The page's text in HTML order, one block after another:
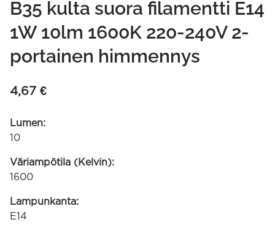
B35 kulta suora filamentti E14
1W 10lm 1600K 220-240V 2-
portainen himmennys
4,67 €
Lumen:
10
Väriampötila (Kelvin):
1600
Lampunkanta:
E14